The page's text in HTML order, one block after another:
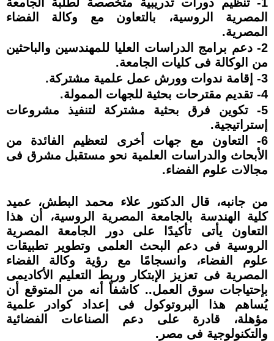
المصرية الروسية، بالتعاون مع وكالة الفضاء
المصرية.
2- دعم برامج الدراسات العليا للمهندسين والباحثين
من الوكالة فى كليات الجامعة.
3- إقامة ندوات وورش عمل علمية مشتركة.
4- تقديم مقترحات بحثية للجهات الممولة.
5- تكوين فرق بحثية مشتركة لتنفيذ مشروعات
إستراتيجية.
6- التعاون مع جهات أخرى لتعظيم الفائدة من
الأبحاث والدراسات العلمية نحو مستقبل مشرق فى
مجالات علوم الفضاء.
من جانبه، قال الدكتور علاء محمد البطش، عميد
كلية الهندسة بالجامعة المصرية الروسية، أن هذا
التعاون يأتى تأكيدًا على دور الجامعة المصرية
الروسية فى دعم البحث العلمى وتطوير تطبيقات
علوم الفضاء، وانسجامًا مع رؤية وكالة الفضاء
المصرية فى تعزيز الإبتكار وربط التعليم الأكاديمى
بإحتياجات سوق العمل.. كاشفاً أنه من المتوقع أن
يُساهم هذا البروتوكول فى إعداد كوادر علمية
مؤهلة، قادرة على دعم الصناعات الفضائية
والتكنولوجية فى مصر.